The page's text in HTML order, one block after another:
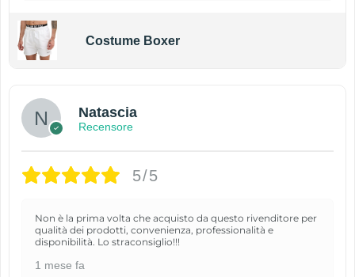
Costume Boxer
Natascia
Recensore
5/5
Non è la prima volta che acquisto da questo rivenditore per
qualità dei prodotti, convenienza, professionalità e
disponibilità. Lo straconsiglio!!!
1 mese fa